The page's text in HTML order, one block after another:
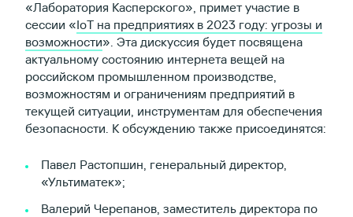
«Лаборатория Касперского», примет участие в
сессии «IoT на предприятиях в 2023 году: угрозы и
возможности». Эта дискуссия будет посвящена
актуальному состоянию интернета вещей на
российском промышленном производстве,
возможностям и ограничениям предприятий в
текущей ситуации, инструментам для обеспечения
безопасности. К обсуждению также присоединятся:
Павел Растопшин, генеральный директор,
«Ультиматек»;
Валерий Черепанов, заместитель директора по